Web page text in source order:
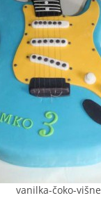
vanilka-čoko-višne